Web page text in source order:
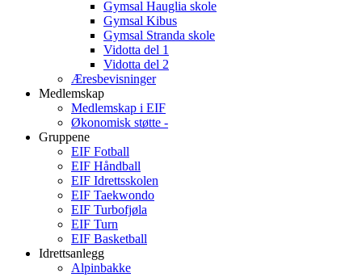
Gymsal Hauglia skole
Gymsal Kibus
Gymsal Stranda skole
Vidotta del 1
Vidotta del 2
Æresbevisninger
Medlemskap
Medlemskap i EIF
Økonomisk støtte -
Gruppene
EIF Fotball
EIF Håndball
EIF Idrettsskolen
EIF Taekwondo
EIF Turbofjøla
EIF Turn
EIF Basketball
Idrettsanlegg
Alpinbakke